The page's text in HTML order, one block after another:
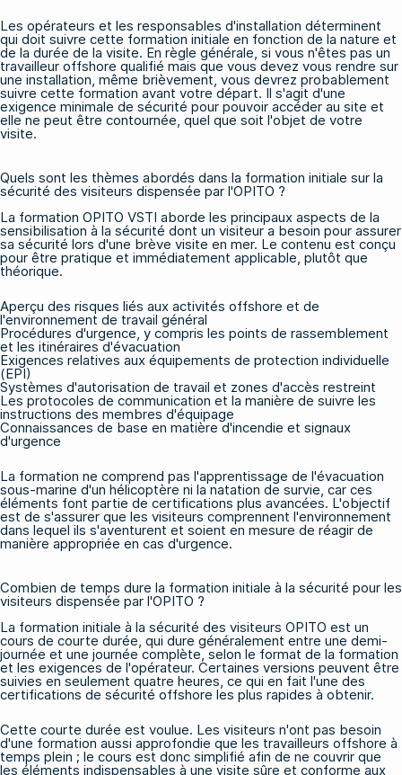
Les opérateurs et les responsables d'installation déterminent
qui doit suivre cette formation initiale en fonction de la nature et
de la durée de la visite. En règle générale, si vous n'êtes pas un
travailleur offshore qualifié mais que vous devez vous rendre sur
une installation, même brièvement, vous devrez probablement
suivre cette formation avant votre départ. Il s'agit d'une
exigence minimale de sécurité pour pouvoir accéder au site et
elle ne peut être contournée, quel que soit l'objet de votre
visite.
Quels sont les thèmes abordés dans la formation initiale sur la
sécurité des visiteurs dispensée par l'OPITO ?
La formation OPITO VSTI aborde les principaux aspects de la
sensibilisation à la sécurité dont un visiteur a besoin pour assurer
sa sécurité lors d'une brève visite en mer. Le contenu est conçu
pour être pratique et immédiatement applicable, plutôt que
théorique.
Aperçu des risques liés aux activités offshore et de
l'environnement de travail général
Procédures d'urgence, y compris les points de rassemblement
et les itinéraires d'évacuation
Exigences relatives aux équipements de protection individuelle
(EPI)
Systèmes d'autorisation de travail et zones d'accès restreint
Les protocoles de communication et la manière de suivre les
instructions des membres d'équipage
Connaissances de base en matière d'incendie et signaux
d'urgence
La formation ne comprend pas l'apprentissage de l'évacuation
sous-marine d'un hélicoptère ni la natation de survie, car ces
éléments font partie de certifications plus avancées. L'objectif
est de s'assurer que les visiteurs comprennent l'environnement
dans lequel ils s'aventurent et soient en mesure de réagir de
manière appropriée en cas d'urgence.
Combien de temps dure la formation initiale à la sécurité pour les
visiteurs dispensée par l'OPITO ?
La formation initiale à la sécurité des visiteurs OPITO est un
cours de courte durée, qui dure généralement entre une demi-
journée et une journée complète, selon le format de la formation
et les exigences de l'opérateur. Certaines versions peuvent être
suivies en seulement quatre heures, ce qui en fait l'une des
certifications de sécurité offshore les plus rapides à obtenir.
Cette courte durée est voulue. Les visiteurs n'ont pas besoin
d'une formation aussi approfondie que les travailleurs offshore à
temps plein ; le cours est donc simplifié afin de ne couvrir que
les éléments indispensables à une visite sûre et conforme aux